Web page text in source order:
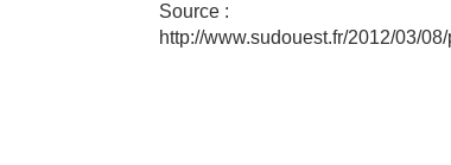
Source :
http://www.sudouest.fr/2012/03/